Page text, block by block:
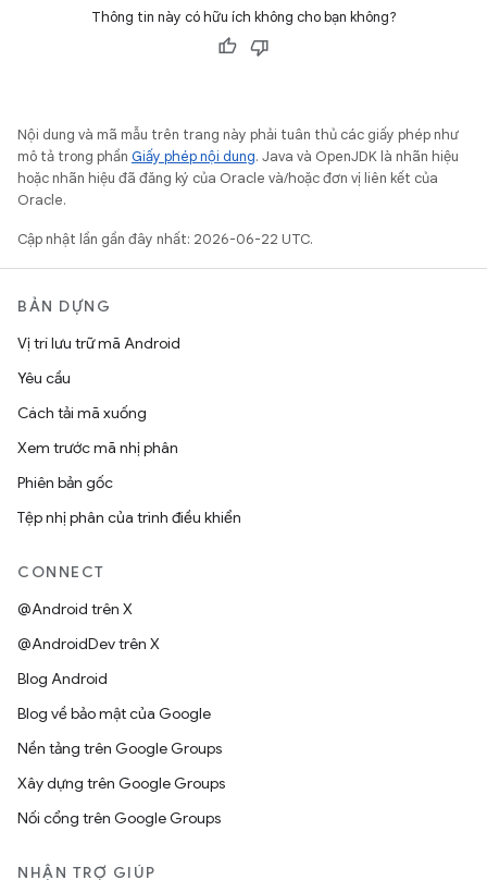
Thông tin này có hữu ích không cho bạn không?
Nội dung và mã mẫu trên trang này phải tuân thủ các giấy phép như
mô tả trong phần Giấy phép nội dung. Java và OpenJDK là nhãn hiệu
hoặc nhãn hiệu đã đăng ký của Oracle và/hoặc đơn vị liên kết của
Oracle.
Cập nhật lần gần đây nhất: 2026-06-22 UTC.
BẢN DỰNG
Vị trí lưu trữ mã Android
Yêu cầu
Cách tải mã xuống
Xem trước mã nhị phân
Phiên bản gốc
Tệp nhị phân của trình điều khiển
CONNECT
@Android trên X
@AndroidDev trên X
Blog Android
Blog về bảo mật của Google
Nền tảng trên Google Groups
Xây dựng trên Google Groups
Nối cổng trên Google Groups
NHẬN TRỢ GIÚP